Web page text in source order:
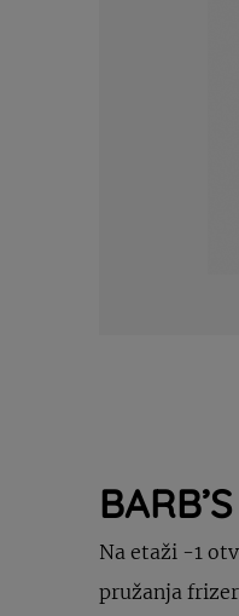
BARB’S
Na etaži -1
pružanja